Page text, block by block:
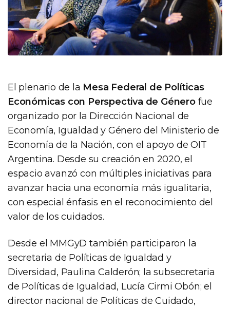
El plenario de la Mesa Federal de Políticas
Económicas con Perspectiva de Génerofue
organizado por la Dirección Nacional de
Economía, Igualdad y Género del Ministerio de
Economía de la Nación, con el apoyo de OIT
Argentina. Desde su creación en 2020, el
espacio avanzó con múltiples iniciativas para
avanzar hacia una economía más igualitaria,
con especial énfasis en el reconocimiento del
valor de los cuidados.
Desde el MMGyD también participaron la
secretaria de Políticas de Igualdad y
Diversidad, Paulina Calderón; la subsecretaria
de Políticas de Igualdad, Lucía Cirmi Obón; el
director nacional de Políticas de Cuidado,